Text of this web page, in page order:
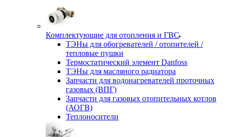
Комплектующие для отопления и ГВС
ТЭНы для обогревателей / отопителей /
тепловые пушки
Термостатический элемент Danfoss
ТЭНы для масляного радиатора
Запчасти для водонагревателей проточных
газовых (ВПГ)
Запчасти для газовых отопительных котлов
(АОГВ)
Теплоносители